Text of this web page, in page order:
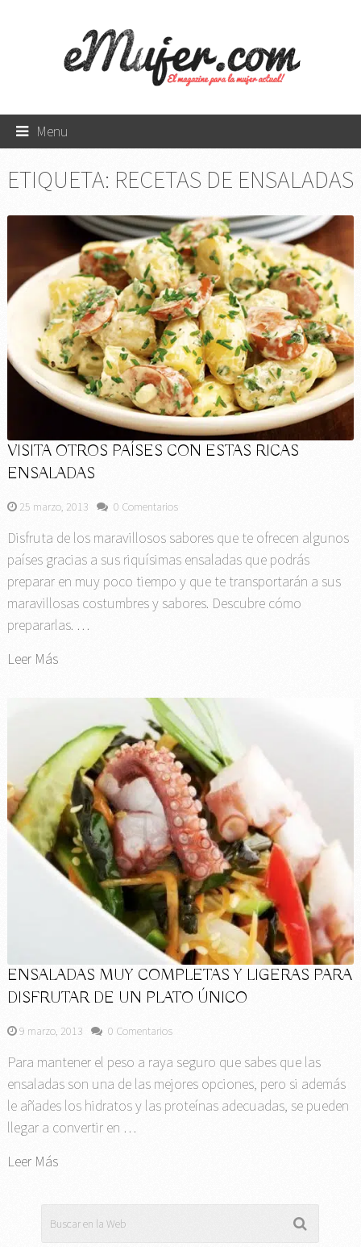
Menu
ETIQUETA: RECETAS DE ENSALADAS
VISITA OTROS PAÍSES CON ESTAS RICAS
ENSALADAS
25 marzo, 2013 0 Comentarios
Disfruta de los maravillosos sabores que te ofrecen algunos
países gracias a sus riquísimas ensaladas que podrás
preparar en muy poco tiempo y que te transportarán a sus
maravillosas costumbres y sabores. Descubre cómo
prepararlas. …
Leer Más
ENSALADAS MUY COMPLETAS Y LIGERAS PARA
DISFRUTAR DE UN PLATO ÚNICO
9 marzo, 2013 0 Comentarios
Para mantener el peso a raya seguro que sabes que las
ensaladas son una de las mejores opciones, pero si además
le añades los hidratos y las proteínas adecuadas, se pueden
llegar a convertir en …
Leer Más